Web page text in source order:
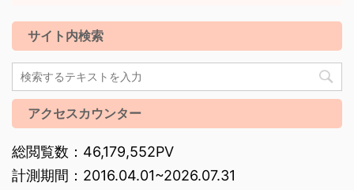
サイト内検索
アクセスカウンター
総閲覧数：46,179,552PV
計測期間：2016.04.01~2026.07.31